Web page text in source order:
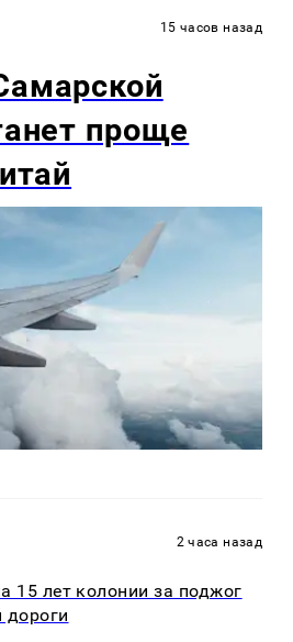
15 часов назад
проще
2 часа назад
15 лет колонии за поджог
дороги